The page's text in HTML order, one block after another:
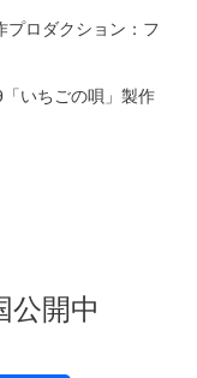
ロダクション：フ
いちごの唄」製作
公開中